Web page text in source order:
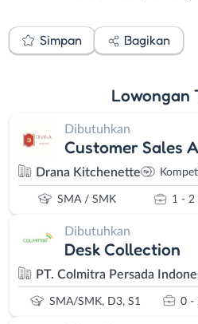
Simpan Bagikan
Lowongan
Dibutuhkan
Customer Sales
Drana Kitchenette
SMA / SMK 1 - 2
Dibutuhkan
Desk Collection
PT. Colmitra Persada
SMA/SMK, D3, S1 0 -